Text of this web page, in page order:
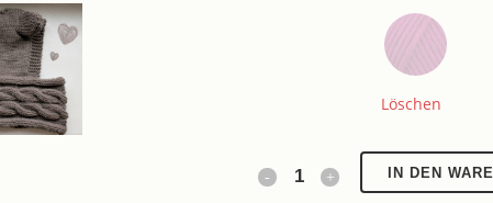
Löschen
Ohrenmütze
IN DEN